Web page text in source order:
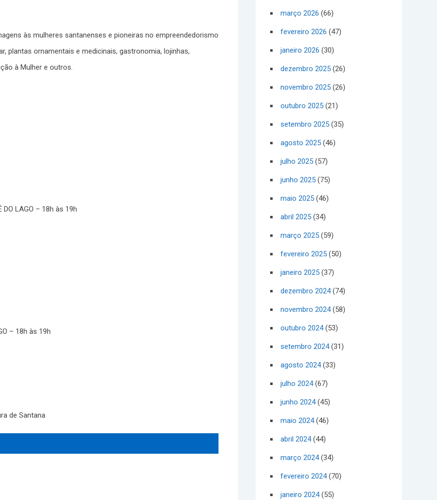
às mulheres santanenses e pioneiras no empreendedorismo
plantas ornamentais e medicinais, gastronomia, lojinhas,
à Mulher e outros.
DO LAGO – 18h às 19h
– 18h às 19h
de Santana
março 2026 (66)
fevereiro 2026 (47)
janeiro 2026 (30)
dezembro 2025 (26)
novembro 2025 (26)
outubro 2025 (21)
setembro 2025 (35)
agosto 2025 (46)
julho 2025 (57)
junho 2025 (75)
maio 2025 (46)
abril 2025 (34)
março 2025 (59)
fevereiro 2025 (50)
janeiro 2025 (37)
dezembro 2024(74)
novembro 2024(58)
outubro 2024(53)
setembro 2024(31)
agosto 2024(33)
julho 2024(67)
junho 2024(45)
maio 2024(46)
abril 2024(44)
março 2024(34)
fevereiro 2024(70)
janeiro 2024(55)